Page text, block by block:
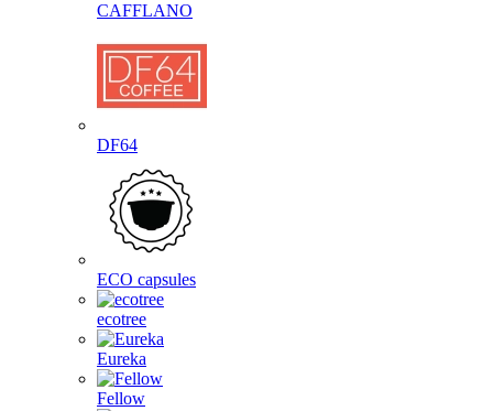
CAFFLANO
DF64
ECO capsules
ecotree
Eureka
Fellow